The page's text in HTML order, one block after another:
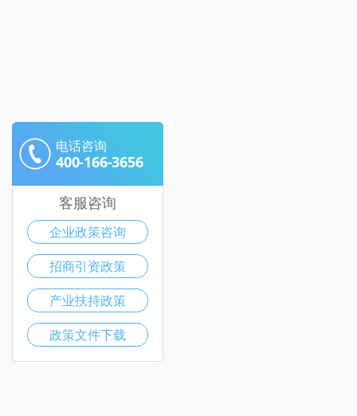
电话咨询
400-166-3656
客服咨询
企业政策咨询
招商引资政策
产业扶持政策
政策文件下载